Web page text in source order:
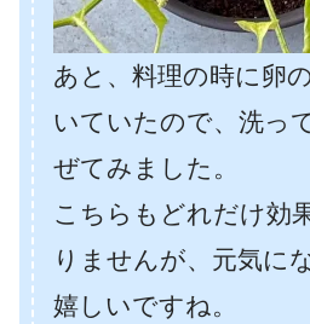
あと、料理の時に卵
いていたので、洗っ
ぜてみました。
こちらもどれだけ効
りませんが、元気に
嬉しいですね。